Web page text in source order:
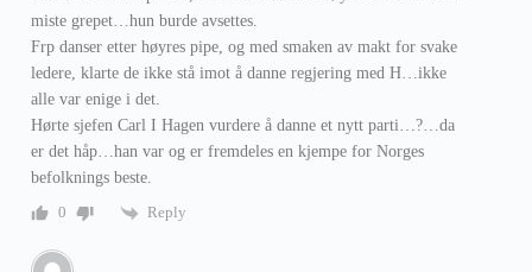
miste grepet…hun burde avsettes.
Frp danser etter høyres pipe, og med smaken av makt for svake
ledere, klarte de ikke stå imot å danne regjering med H…ikke
alle var enige i det.
Hørte sjefen Carl I Hagen vurdere å danne et nytt parti…?…da
er det håp…han var og er fremdeles en kjempe for Norges
befolknings beste.
0
Reply